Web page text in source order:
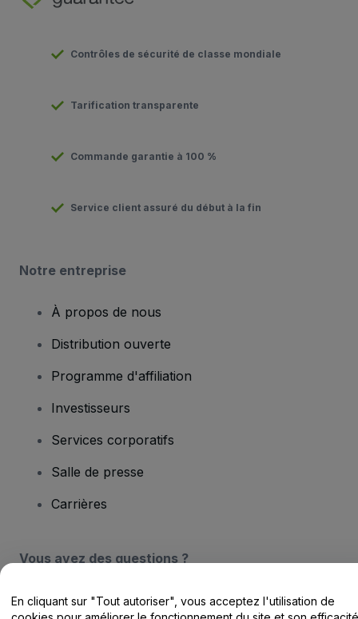
Contrôles de sécurité de classe mondiale
Tarification transparente
Commande garantie à 100 %
Service client assuré du début à la fin
Notre entreprise
À propos de nous
Distribution ouverte
Programme d'affiliation
Investisseurs
Services corporatifs
Salle de presse
Carrières
Vous avez des questions ?
Centre d'assistance / Nous contacter
En cliquant sur "Tout autoriser", vous acceptez l'utilisation de